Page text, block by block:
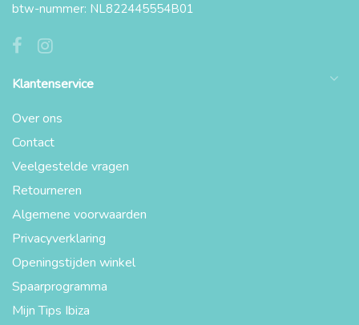
btw-nummer: NL822445554B01
Klantenservice
Over ons
Contact
Veelgestelde vragen
Retourneren
Algemene voorwaarden
Privacyverklaring
Openingstijden winkel
Spaarprogramma
Mijn Tips Ibiza